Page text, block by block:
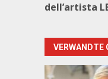
dell’artista
VERWANDTE